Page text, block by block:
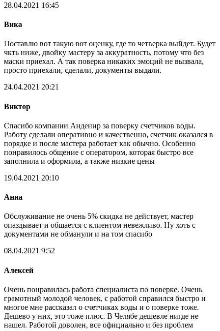
28.04.2021 16:45
Вика
Поставлю вот такую вот оценку, где то четверка выйдет. Будет
чкть ниже, двойку мастеру за аккуратность, потому что без
маски приехал. А так поверка никаких эмоций не вызвала,
просто приехали, сделали, документы выдали.
24.04.2021 20:21
Виктор
Спасибо компании Анденир за поверку счетчиков воды.
Работу сделали оперативно и качественно, счетчик оказался в
порядке и после мастера работает как обычно. Особенно
понравилось общение с оператором, которая быстро все
заполнила и оформила, а также низкие цены
19.04.2021 20:10
Анна
Обслуживание не очень 5% скидка не действует, мастер
опаздывает и общается с клиентом невежливо. Ну хоть с
документами не обманули и на том спасибо
08.04.2021 9:52
Алексей
Очень понравилась работа специалиста по поверке. Очень
грамотный молодой человек, с работой справился быстро и
многое мне рассказал о счетчиках воды и о поверке тоже.
Дешево у них, это тоже плюс. В Челябе дешевле нигде не
нашел. Работой доволен, все официально и без проблем